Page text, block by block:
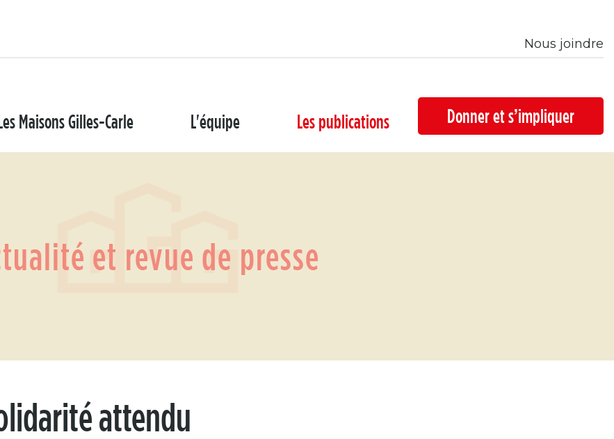
Nous joindre
Maisons Gilles-Carle L'équipe Les publications Donner et s’impliquer
et revue de presse
attendu